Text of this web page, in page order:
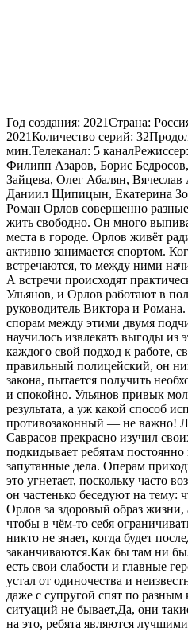
Год создания: 2021Страна:
2021Количество серий: 32
мин.Телеканал: 5 каналРежиссер:
Филипп Азаров, Борис
Зайцева, Олег Абалян,
Даниил Щипицын, Екатерина
Роман Орлов совершенно
жить свободно. Он много
места в городе. Орлов живёт
активно занимается спортом.
встречаются, то между ними
А встречи происходят
Ульянов, и Орлов работают в
руководитель Виктора и
спорам между этими двумя
научилось извлекать выгоды из
каждого свой подход к работе,
правильный полицейский, он
закона, пытается получить
и спокойно. Ульянов привык
результата, а уж какой способ
противозаконный — не важно!
Саврасов прекрасно изучил
подкидывает ребятам
запутанные дела. Операм
это угнетает, поскольку часто
он частенько беседуют на тему:
Орлов за здоровый образ
чтобы в чём-то себя
никто не знает, когда будет
заканчиваются.Как бы там ни
есть свои слабости и главные
устал от одиночества и
даже с супругой спят по
ситуаций не бывает.Да, они
на это, ребята являются